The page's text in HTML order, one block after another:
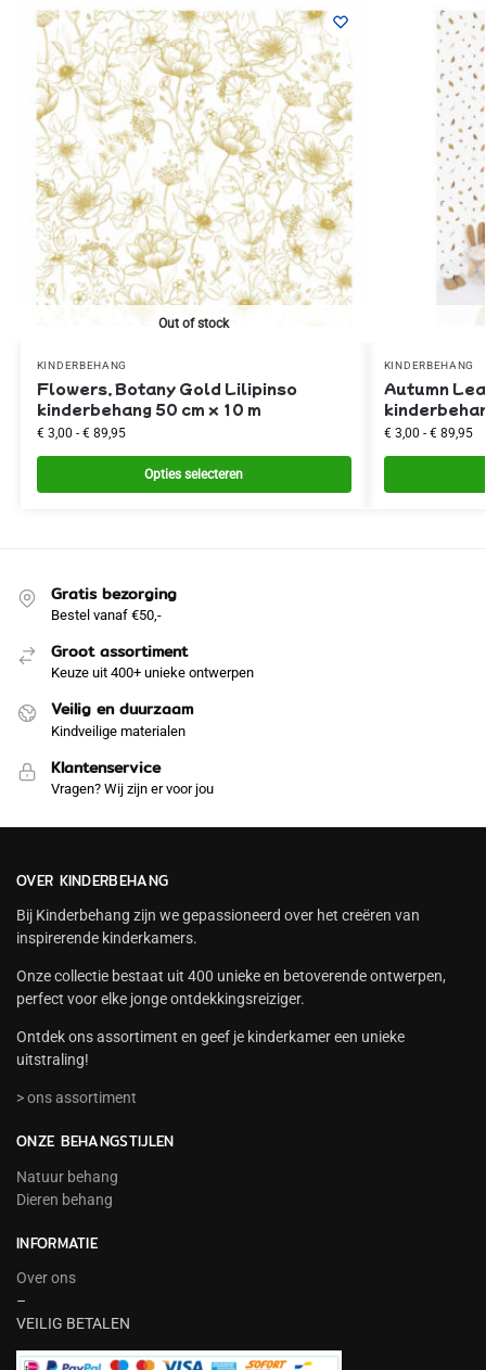
Out of stock
KINDERBEHANG
Flowers, Botany Gold Lilipinso
kinderbehang 50 cm x 10 m
€3,00 - €89,95
Opties selecteren
KINDERBEHANG
Autumn
€3,00 - €89,95
Gratis bezorging
Bestel vanaf €50,-
Groot assortiment
Keuze uit 400+ unieke ontwerpen
Veilig en duurzaam
Kindveilige materialen
Klantenservice
Vragen? Wij zijn er voor jou
OVER KINDERBEHANG
Bij Kinderbehang zijn we gepassioneerd over het creëren van
inspirerende kinderkamers.
Onze collectie bestaat uit 400 unieke en betoverende ontwerpen,
perfect voor elke jonge ontdekkingsreiziger.
Ontdek ons assortiment en geef je kinderkamer een unieke
uitstraling!
> ons assortiment
ONZE BEHANGSTIJLEN
Natuur behang
Dieren behang
INFORMATIE
Over ons
–
VEILIG BETALEN